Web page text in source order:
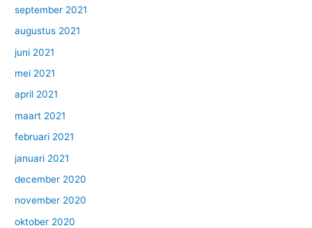
september 2021
augustus 2021
juni 2021
mei 2021
april 2021
maart 2021
februari 2021
januari 2021
december 2020
november 2020
oktober 2020